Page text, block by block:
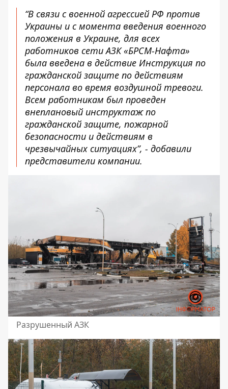
“В связи с военной агрессией РФ против
Украины и с момента введения военного
положения в Украине, для всех
работников сети АЗК «БРСМ-Нафта»
была введена в действие Инструкция по
гражданской защите по действиям
персонала во время воздушной тревоги.
Всем работникам был проведен
внеплановый инструктаж по
гражданской защите, пожарной
безопасности и действиям в
чрезвычайных ситуациях”, - добавили
представители компании.
Разрушенный АЗК